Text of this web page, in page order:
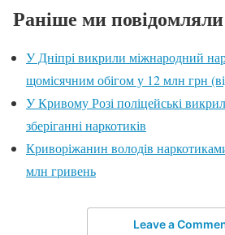
Раніше ми
У Дніпрі викрили міжнародний
щомісячним обігом у 12 млн грн
У Кривому Розі поліцейські
зберіганні наркотиків
Криворіжанин володів
млн гривень
Leave a